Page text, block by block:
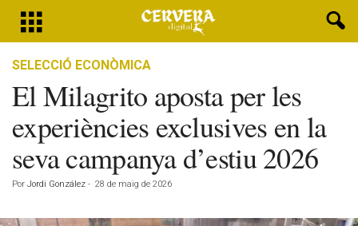
SELECCIÓ ECONÒMICA
El Milagrito aposta per les
experiències exclusives en la
seva campanya d’estiu 2026
Por Jordi González - 28 de maig de 2026